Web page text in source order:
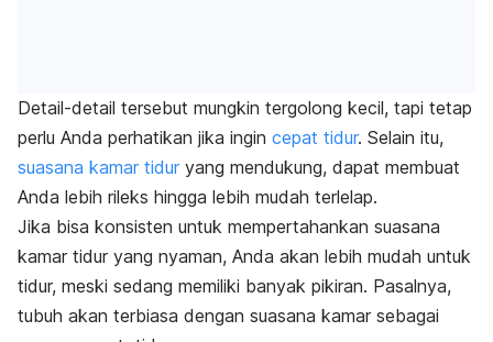
Detail-detail tersebut mungkin tergolong kecil, tapi tetap
perlu Anda perhatikan jika ingin cepat tidur. Selain itu,
suasana kamar tidur yang mendukung, dapat membuat
Anda lebih rileks hingga lebih mudah terlelap.
Jika bisa konsisten untuk mempertahankan suasana
kamar tidur yang nyaman, Anda akan lebih mudah untuk
tidur, meski sedang memiliki banyak pikiran. Pasalnya,
tubuh akan terbiasa dengan suasana kamar sebagai